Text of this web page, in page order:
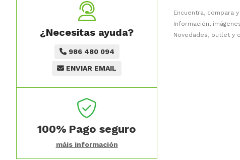
Encuentra, compara
Información,
Novedades, outlet y
¿Necesitas ayuda?
986 480 094
ENVIAR EMAIL
100% Pago seguro
máis información